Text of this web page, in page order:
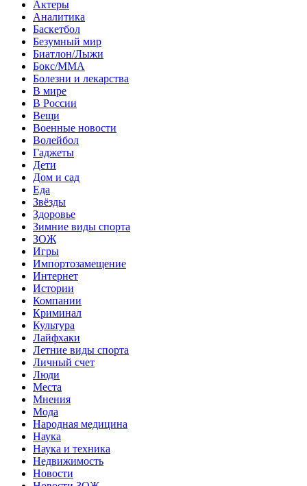
Актеры
Аналитика
Баскетбол
Безумный мир
Биатлон/Лыжи
Бокс/MMA
Болезни и лекарства
В мире
В России
Вещи
Военные новости
Волейбол
Гаджеты
Дети
Дом и сад
Еда
Звёзды
Здоровье
Зимние виды спорта
ЗОЖ
Игры
Импортозамещение
Интернет
Истории
Компании
Криминал
Культура
Лайфхаки
Летние виды спорта
Личный счет
Люди
Места
Мнения
Мода
Народная медицина
Наука
Наука и техника
Недвижимость
Новости